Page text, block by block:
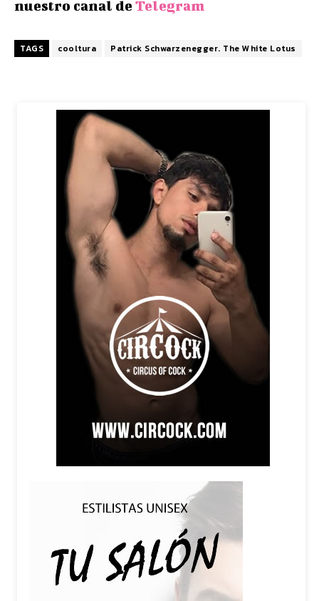
nuestro canal de Telegram
TAGS cooltura Patrick Schwarzenegger. The White Lotus